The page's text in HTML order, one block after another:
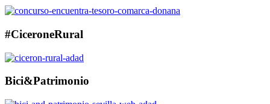
#CiceroneRural
Bici&Patrimonio